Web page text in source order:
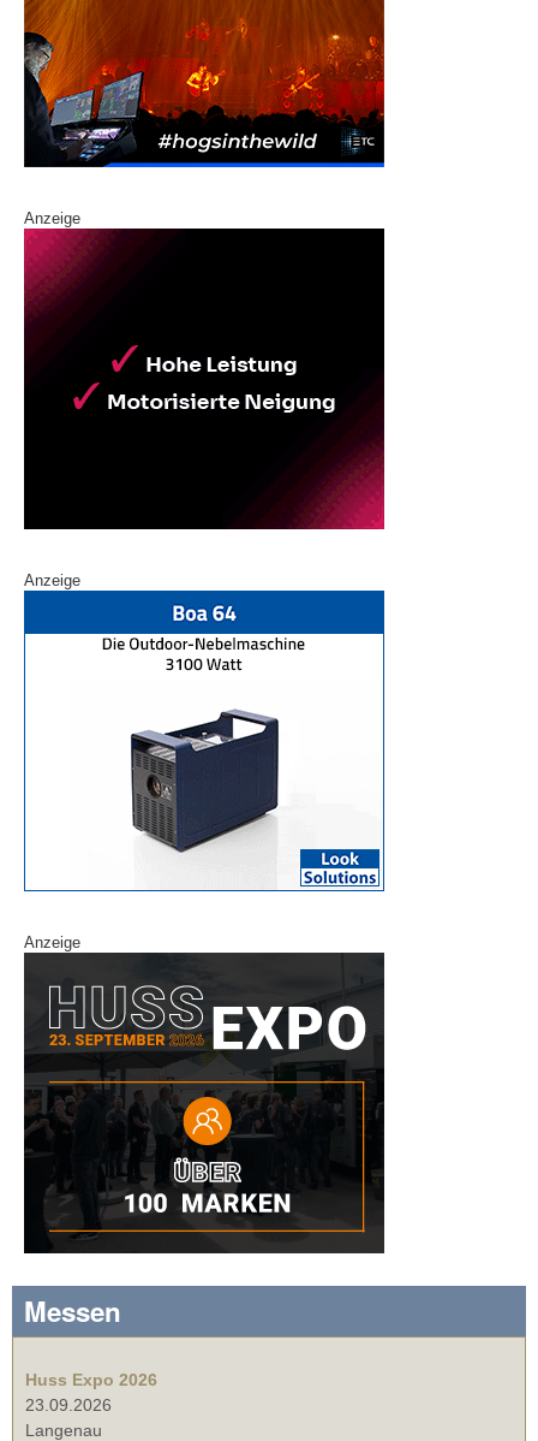
Anzeige
Anzeige
Anzeige
Messen
Huss Expo 2026
23.09.2026
Langenau